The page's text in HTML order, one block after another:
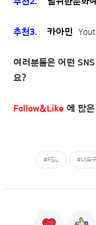
추천3. 카아민
여러분들은 어떤
요?
Follow&Like 에 많
#F&L #너의